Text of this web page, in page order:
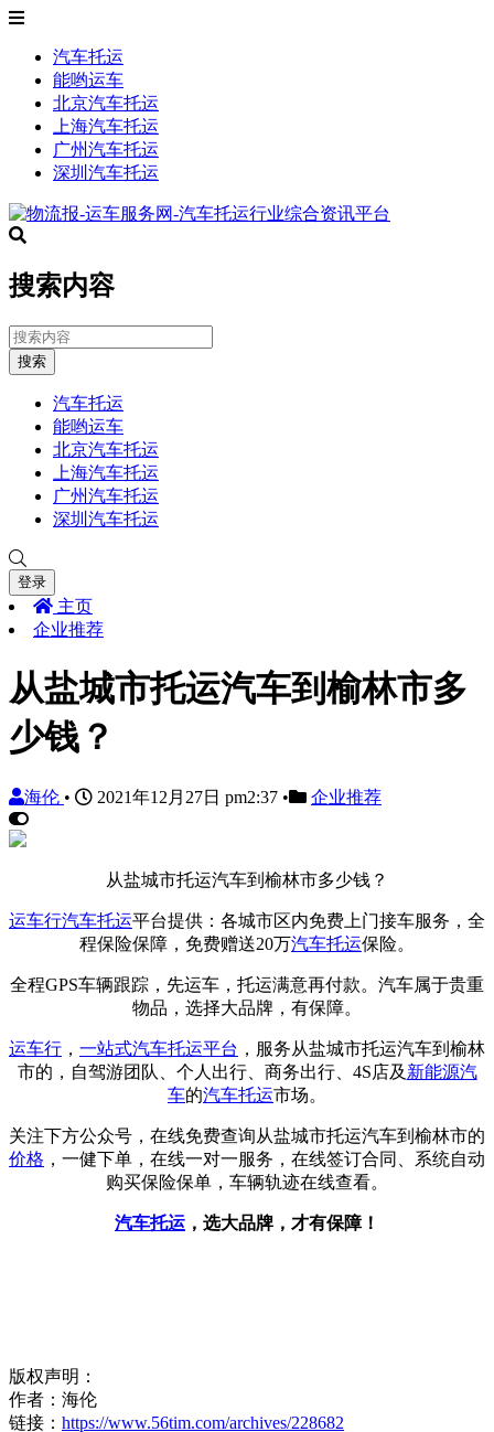
汽车托运
能哟运车
北京汽车托运
上海汽车托运
广州汽车托运
深圳汽车托运
搜索内容
搜索
汽车托运
能哟运车
北京汽车托运
上海汽车托运
广州汽车托运
深圳汽车托运
登录
主页
企业推荐
从盐城市托运汽车到榆林市多
少钱？
海伦 • 2021年12月27日 pm2:37 • 企业推荐
从盐城市托运汽车到榆林市多少钱？
运车行汽车托运平台提供：各城市区内免费上门接车服务，全
程保险保障，免费赠送20万汽车托运保险。
全程GPS车辆跟踪，先运车，托运满意再付款。汽车属于贵重
物品，选择大品牌，有保障。
运车行 ， 一站式汽车托运平台 ，服务从盐城市托运汽车到榆林
市的，自驾游团队、个人出行、商务出行、4S店及 新能源汽
车的汽车托运市场。
关注下方公众号，在线免费查询从盐城市托运汽车到榆林市的
价格 ，一健下单，在线一对一服务，在线签订合同、系统自动
购买保险保单，车辆轨迹在线查看。
汽车托运 ，选大品牌，才有保障！
版权声明：
作者：海伦
链接： https://www.56tim.com/archives/228682